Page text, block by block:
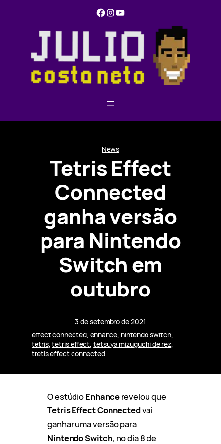
Facebook Instagram YouTube
News
Tetris Effect
Connected
ganha versão
para Nintendo
Switch em
outubro
3 de setembro de 2021
effect connected, enhance, nintendo switch
tetris, tetris effect, tetsuya mizuguchi de rez
tretis effect connected
O estúdioEnhancerevelou que
Tetris Effect Connectedvai
ganhar uma versão para
Nintendo Switch, no dia 8 de